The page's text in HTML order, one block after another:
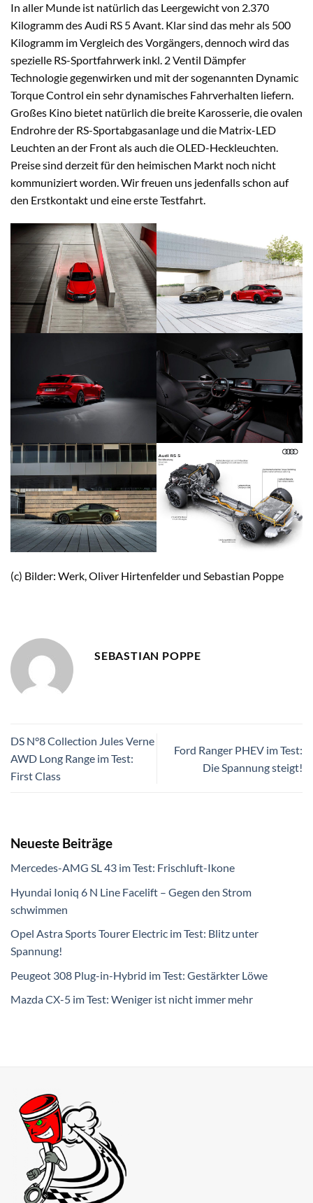
In aller Munde ist natürlich das Leergewicht von 2.370
Kilogramm des Audi RS 5 Avant. Klar sind das mehr als 500
Kilogramm im Vergleich des Vorgängers, dennoch wird das
spezielle RS-Sportfahrwerk inkl. 2 Ventil Dämpfer
Technologie gegenwirken und mit der sogenannten Dynamic
Torque Control ein sehr dynamisches Fahrverhalten liefern.
Großes Kino bietet natürlich die breite Karosserie, die ovalen
Endrohre der RS-Sportabgasanlage und die Matrix-LED
Leuchten an der Front als auch die OLED-Heckleuchten.
Preise sind derzeit für den heimischen Markt noch nicht
kommuniziert worden. Wir freuen uns jedenfalls schon auf
den Erstkontakt und eine erste Testfahrt.
(c) Bilder: Werk, Oliver Hirtenfelder und Sebastian Poppe
SEBASTIAN POPPE
DS N°8 Collection Jules Verne
AWD Long Range im Test:
First Class
Ford Ranger PHEV im Test:
Die Spannung steigt!
Neueste Beiträge
Mercedes-AMG SL 43 im Test: Frischluft-Ikone
Hyundai Ioniq 6 N Line Facelift – Gegen den Strom
schwimmen
Opel Astra Sports Tourer Electric im Test: Blitz unter
Spannung!
Peugeot 308 Plug-in-Hybrid im Test: Gestärkter Löwe
Mazda CX-5 im Test: Weniger ist nicht immer mehr